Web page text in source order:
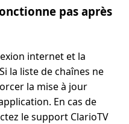
pas après
internet et la
la liste de chaînes ne
la mise à jour
En cas de
le support ClarioTV